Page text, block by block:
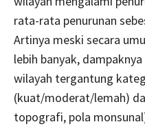
rata-rata penurunan
Artinya meski secara
lebih banyak,
wilayah tergantung
(kuat/moderat/lemah)
topografi, pola